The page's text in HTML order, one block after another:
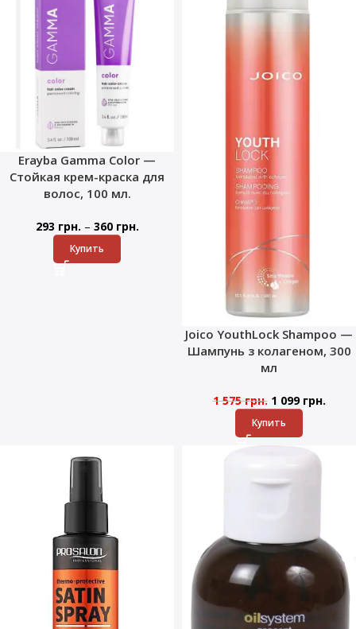
Erayba Gamma Color —
Стойкая крем-краска для
волос, 100 мл.
293 грн. – 360 грн.
Купить
Joico YouthLock Shampoo —
Шампунь з колагеном, 300
мл
1 575грн. 1 099 грн.
Купить